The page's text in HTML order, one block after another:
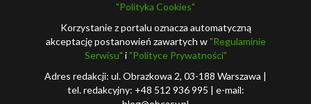
"Polityka Cookies"
Korzystanie z portalu oznacza automatyczną
akceptację postanowień zawartych w"Regulaminie
Serwisu" i"Polityce Prywatności"
Adres redakcji: ul. Obrazkowa 2, 03-188 Warszawa |
tel. redakcyjny: +48 512 936 995 | e-mail: